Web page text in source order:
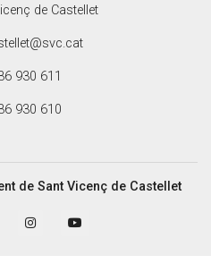
de Castellet
930 611
930 610
de Sant Vicenç de Castellet